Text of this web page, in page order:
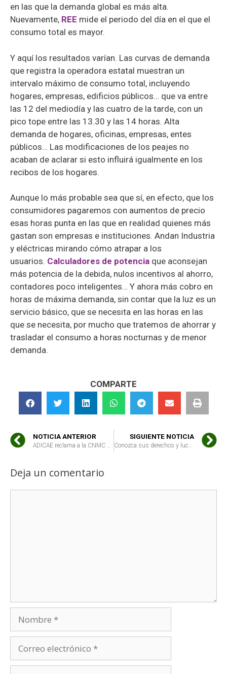
en las que la demanda global es más alta.
Nuevamente, REE mide el periodo del día en el que el
consumo total es mayor.
Y aquí los resultados varían. Las curvas de demanda
que registra la operadora estatal muestran un
intervalo máximo de consumo total, incluyendo
hogares, empresas, edificios públicos… que va entre
las 12 del mediodía y las cuatro de la tarde, con un
pico tope entre las 13.30 y las 14 horas. Alta
demanda de hogares, oficinas, empresas, entes
públicos… Las modificaciones de los peajes no
acaban de aclarar si esto influirá igualmente en los
recibos de los hogares.
Aunque lo más probable sea que sí, en efecto, que los
consumidores pagaremos con aumentos de precio
esas horas punta en las que en realidad quienes más
gastan son empresas e instituciones. Andan Industria
y eléctricas mirando cómo atrapar a los
usuarios. Calculadores de potencia que aconsejan
más potencia de la debida, nulos incentivos al ahorro,
contadores poco inteligentes… Y ahora más cobro en
horas de máxima demanda, sin contar que la luz es un
servicio básico, que se necesita en las horas en las
que se necesita, por mucho que tratemos de ahorrar y
trasladar el consumo a horas nocturnas y de menor
demanda.
COMPARTE
NOTICIA ANTERIOR
ADICAE reclama a la CNMC acelerar la investigación sobre el ‘efecto pluma’ en carburantes
SIGUIENTE NOTICIA
Conozca sus derechos y luche contra los abusos en telecomunicaciones
Deja un comentario